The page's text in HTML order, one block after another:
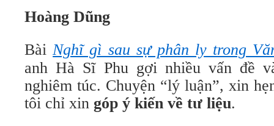
Hoàng Dũng
BàiNghĩ gì sau sự phân ly trong
anh Hà Sĩ Phu gợi nhiều vấn đề
nghiêm túc. Chuyện “lý luận”, xin
tôi chỉ xin góp ý kiến về tư liệu.